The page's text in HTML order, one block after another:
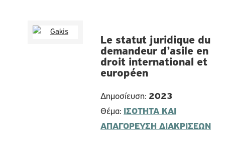
Le statut juridique du
demandeur d’asile en
droit international et
européen
Δημοσίευση: 2023
Θέμα: ΙΣΟΤΗΤΑ ΚΑΙ
ΑΠΑΓΟΡΕΥΣΗ ΔΙΑΚΡΙΣΕΩΝ